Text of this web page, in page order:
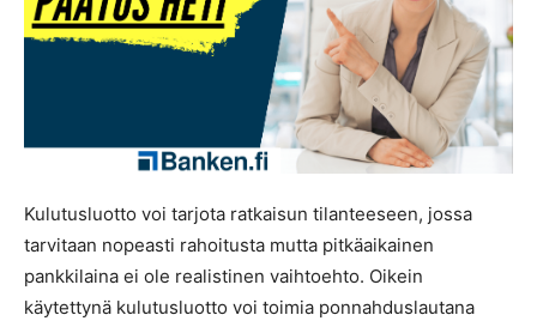
Kulutusluotto voi tarjota ratkaisun tilanteeseen, jossa
tarvitaan nopeasti rahoitusta mutta pitkäaikainen
pankkilaina ei ole realistinen vaihtoehto. Oikein
käytettynä kulutusluotto voi toimia ponnahduslautana